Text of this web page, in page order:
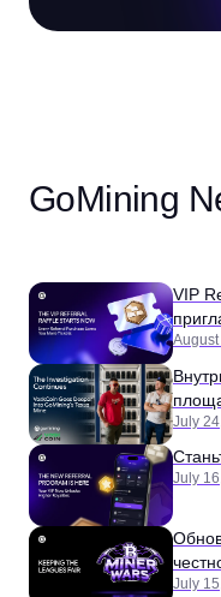
GoMining
VIP
July
July
July